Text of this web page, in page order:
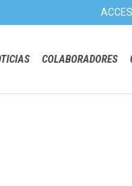
COLABORADORES